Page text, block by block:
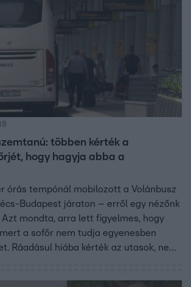
többen kérték a
hogy hagyja abba a
órás tempónál mobilozott a Volánbusz
Budapest járaton – erről egy nézőnk
mondta, arra lett figyelmes, hogy
a sofőr nem tudja egyenesben
Ráadásul hiába kérték az utasok, nem